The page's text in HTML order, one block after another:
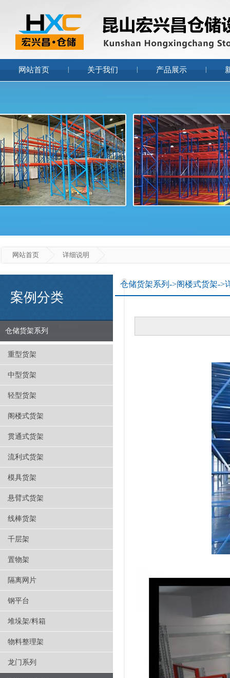
网站首页 关于我们 产品展示
网站首页 详细说明
案例分类
仓储货架系列
重型货架
中型货架
轻型货架
阁楼式货架
贯通式货架
流利式货架
模具货架
悬臂式货架
线棒货架
千层架
置物架
隔离网片
钢平台
堆垛架/料箱
物料整理架
龙门系列
仓储货架系列->阁楼式货架->